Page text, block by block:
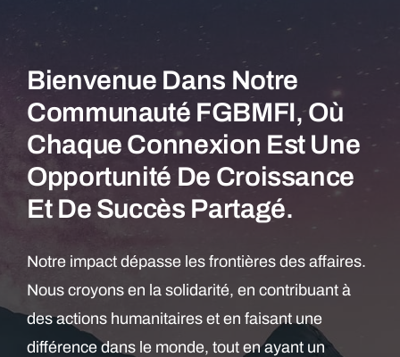
BLOG
Bienvenue Dans Notre
Communauté FGBMFI, Où
Chaque Connexion Est Une
Opportunité De Croissance
Et De Succès Partagé.
Notre impact dépasse les frontières des affaires.
Nous croyons en la solidarité, en contribuant à
des actions humanitaires et en faisant une
différence dans le monde, tout en ayant un